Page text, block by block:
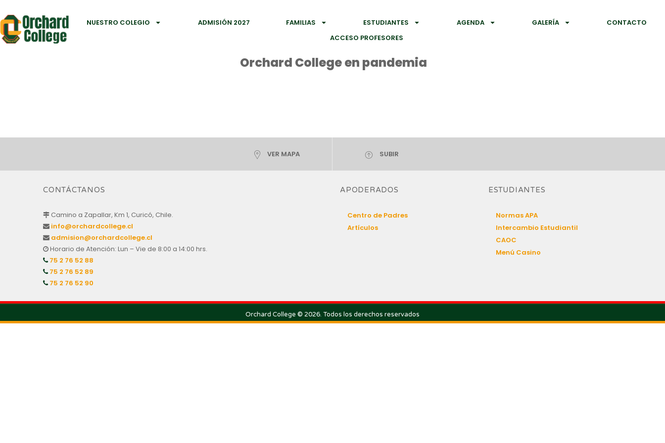
NUESTRO COLEGIO ADMISIÓN 2027 FAMILIAS ESTUDIANTES AGENDA GALERÍA
CONTACTO
ACCESO PROFESORES
Orchard College en pandemia
VER MAPA SUBIR
CONTÁCTANOS
Camino a Zapallar, Km 1, Curicó, Chile.
info@orchardcollege.cl
admision@orchardcollege.cl
Horario de Atención: Lun – Vie de 8:00 a 14:00 hrs.
75 2 76 52 88
75 2 76 52 89
75 2 76 52 90
APODERADOS
Centro de Padres
Artículos
ESTUDIANTES
Normas APA
Intercambio Estudiantil
CAOC
Menú Casino
Orchard College © 2026. Todos los derechos reservados